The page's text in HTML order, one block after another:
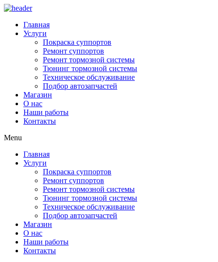
Перейти
содержимому
Главная
Услуги
Покраска суппортов
Ремонт суппортов
Ремонт тормозной системы
Тюнинг тормозной системы
Техническое обслуживание
Подбор автозапчастей
Магазин
О нас
Наши работы
Контакты
Menu
Главная
Услуги
Покраска суппортов
Ремонт суппортов
Ремонт тормозной системы
Тюнинг тормозной системы
Техническое обслуживание
Подбор автозапчастей
Магазин
О нас
Наши работы
Контакты